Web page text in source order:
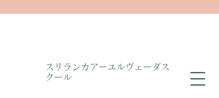
​スリランカアーユルヴェーダス
クール